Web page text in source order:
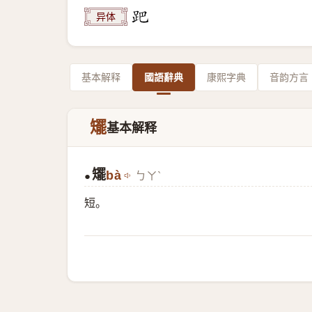
异体
基本解释 國語辭典 康熙字典 音韵方言
矲基本解释
● 矲bà ㄅㄚˋ
短。